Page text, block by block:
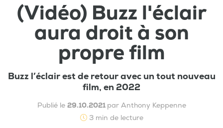
(Vidéo) Buzz l'éclair
aura droit à son
propre film
Buzz l’éclair est de retour avec un tout nouveau
film, en 2022
Publié le 29.10.2021 par Anthony Keppenne
3 min de lecture